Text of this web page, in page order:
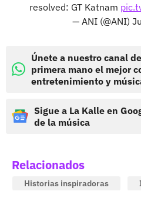
resolved: GT Katnam
— ANI (@ANI)
Únete a nuestro canal
primera mano el mejor
entretenimiento y
Sigue a La Kalle en
de la música
Relacionados
Historias inspiradoras